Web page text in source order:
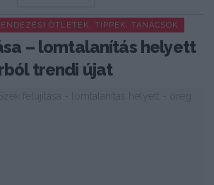
ÖTLETEK, TIPPEK, TANÁCSOK
– lomtalanítás helyett
trendi újat